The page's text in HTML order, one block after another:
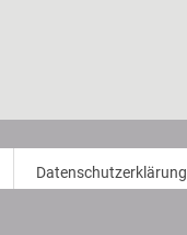
Datenschutzerklärung